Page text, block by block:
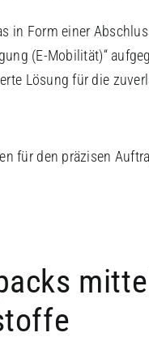
in Form einer
(E-Mobilität)“
Lösung für die